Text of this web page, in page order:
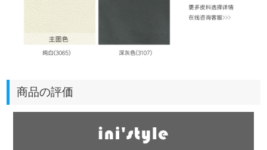
商品の評価